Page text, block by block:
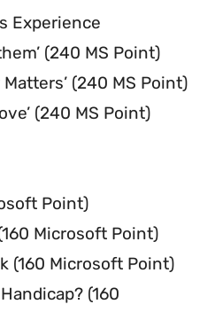
Experience
(240 MS Point)
(240 MS Point)
(240 MS Point)
Point)
Microsoft Point)
(160 Microsoft Point)
(160